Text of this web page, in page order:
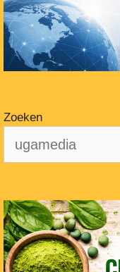
Zoeken